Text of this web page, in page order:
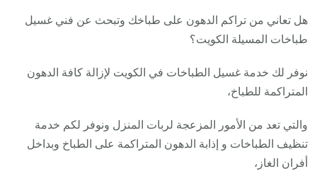
هل تعاني من تراكم الدهون على طباخك وتبحث عن فني غسيل
طباخات المسيلة الكويت؟
نوفر لك خدمة غسيل الطباخات في الكويت لإزالة كافة الدهون
المتراكمة للطباخ،
والتي تعد من الأمور المزعجة لربات المنزل ونوفر لكم خدمة
تنظيف الطباخات و إذابة الدهون المتراكمة على الطباخ وبداخل
أفران الغاز،